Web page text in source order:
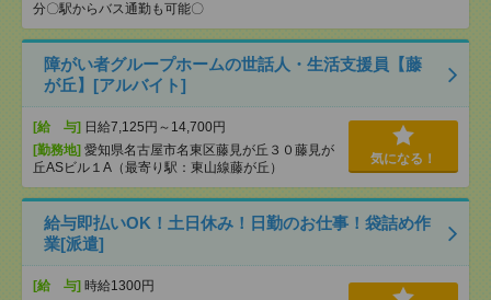
分〇駅からバス通勤も可能〇
障がい者グループホームの世話人・生活支援員【藤
が丘】[アルバイト]
[給 与] 日給7,125円～14,700円
[勤務地] 愛知県名古屋市名東区藤見が丘３０藤見が
丘ASビル１A（最寄り駅：東山線藤が丘）
気になる！
給与即払いOK！土日休み！日勤のお仕事！袋詰め作
業[派遣]
[給 与] 時給1300円